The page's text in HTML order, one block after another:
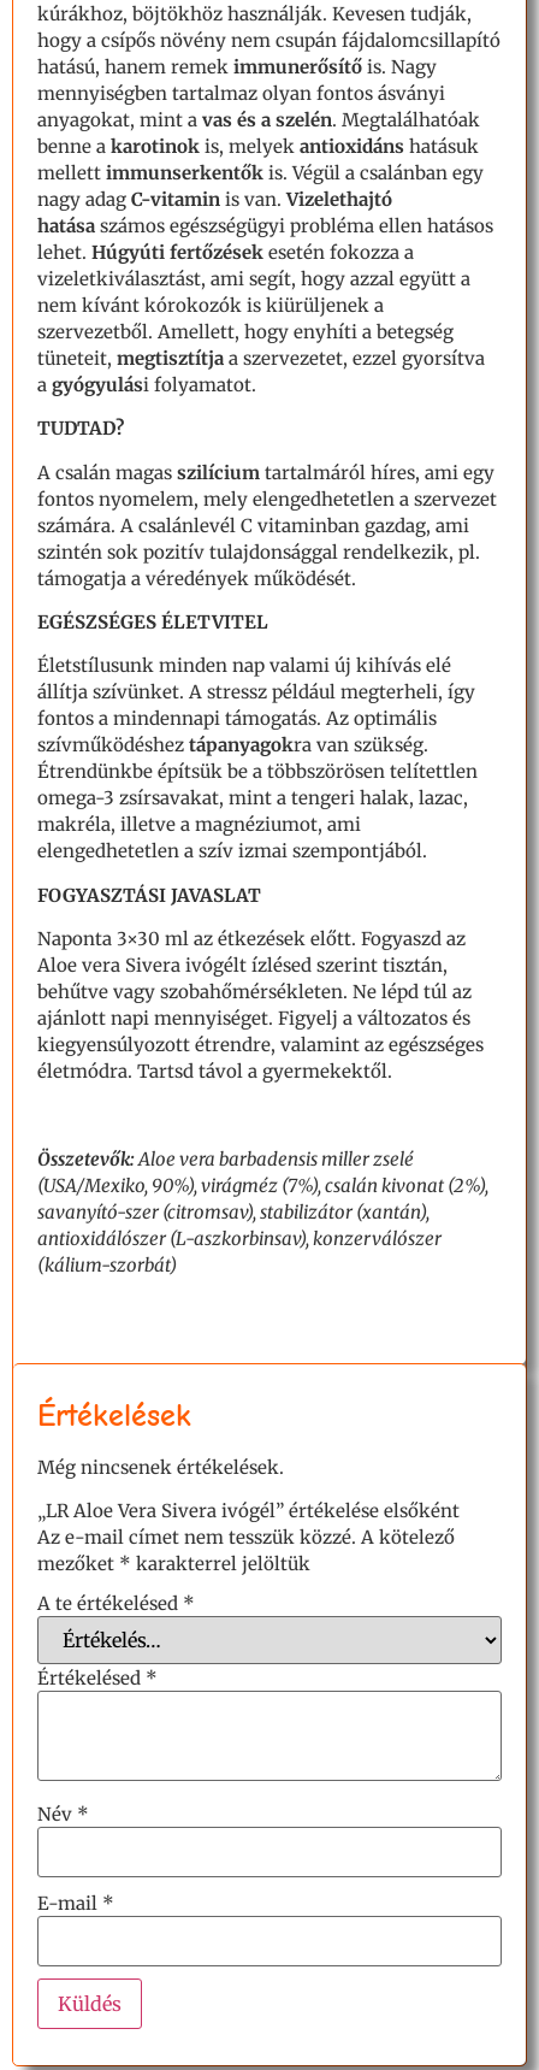
kúrákhoz, böjtökhöz használják. Kevesen tudják,
hogy a csípős növény nem csupán fájdalomcsillapító
hatású, hanem remek immunerősítő is. Nagy
mennyiségben tartalmaz olyan fontos ásványi
anyagokat, mint a vas és a szelén. Megtalálhatóak
benne a karotinok is, melyek antioxidáns hatásuk
mellett immunserkentők is. Végül a csalánban egy
nagy adag C-vitamin is van.Vizelethajtó
hatása számos egészségügyi probléma ellen hatásos
lehet. Húgyúti fertőzések esetén fokozza a
vizeletkiválasztást, ami segít, hogy azzal együtt a
nem kívánt kórokozók is kiürüljenek a
szervezetből. Amellett, hogy enyhíti a betegség
tüneteit, megtisztítja a szervezetet, ezzel gyorsítva
a gyógyulási folyamatot.
TUDTAD?
A csalán magas szilícium tartalmáról híres, ami egy
fontos nyomelem, mely elengedhetetlen a szervezet
számára. A csalánlevél C vitaminban gazdag, ami
szintén sok pozitív tulajdonsággal rendelkezik, pl.
támogatja a véredények működését.
EGÉSZSÉGES ÉLETVITEL
Életstílusunk minden nap valami új kihívás elé
állítja szívünket. A stressz például megterheli, így
fontos a mindennapi támogatás. Az optimális
szívműködéshez tápanyagokra van szükség.
Étrendünkbe építsük be a többszörösen telítettlen
omega-3 zsírsavakat, mint a tengeri halak, lazac,
makréla, illetve a magnéziumot, ami
elengedhetetlen a szív izmai szempontjából.
FOGYASZTÁSI JAVASLAT
Naponta 3×30 ml az étkezések előtt. Fogyaszd az
Aloe vera Sivera ivógélt ízlésed szerint tisztán,
behűtve vagy szobahőmérsékleten. Ne lépd túl az
ajánlott napi mennyiséget. Figyelj a változatos és
kiegyensúlyozott étrendre, valamint az egészséges
életmódra. Tartsd távol a gyermekektől.
Összetevők:Aloe vera barbadensis miller zselé
(USA/Mexiko, 90%), virágméz (7%), csalán kivonat (2%),
savanyító-szer (citromsav), stabilizátor (xantán),
antioxidálószer (L-aszkorbinsav), konzerválószer
(kálium-szorbát)
Értékelések
Még nincsenek értékelések.
„LR Aloe Vera Sivera ivógél” értékelése elsőként
Az e-mail címet nem tesszük közzé. A kötelező
mezőket * karakterrel jelöltük
A te értékelésed *
Értékelésed *
Név *
E-mail *